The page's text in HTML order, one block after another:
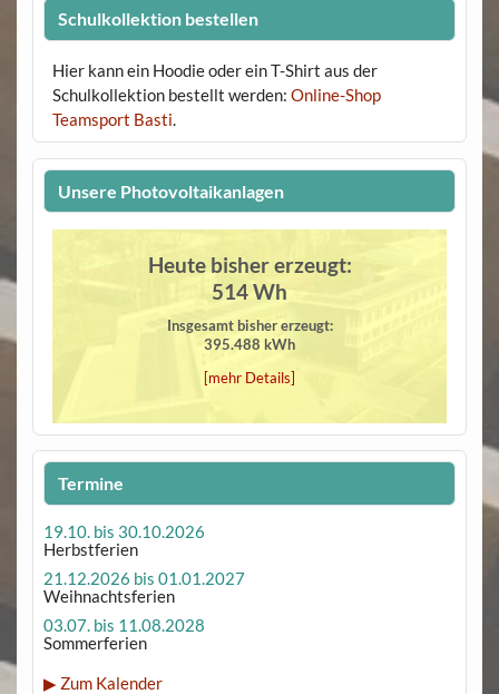
Schulkollektion bestellen
Hier kann ein Hoodie oder ein T-Shirt aus der
Schulkollektion bestellt werden: Online-Shop
Teamsport Basti.
Unsere Photovoltaikanlagen
Heute bisher erzeugt:
514 Wh
Insgesamt bisher erzeugt:
395.488 kWh
[mehr Details]
Termine
19.10. bis 30.10.2026
Herbstferien
21.12.2026 bis 01.01.2027
Weihnachtsferien
03.07. bis 11.08.2028
Sommerferien
▶ Zum Kalender